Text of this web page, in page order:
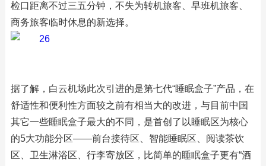
检口距离不过三五分钟，不失为转机旅客、早班机旅客、
商务旅客临时休息的新选择。
据了解，白云机场此次引进的是第七代“睡眠盒子”产品，在
舒适性和便利性方面较之前有相当大的改进，与目前中国
其它一些睡眠盒子最大的不同，是首创了以睡眠区为核心
的5大功能分区——前台接待区、智能睡眠区、阅读茶饮
区、卫生淋浴区、行李寄放区，比简单的睡眠盒子更有“酒